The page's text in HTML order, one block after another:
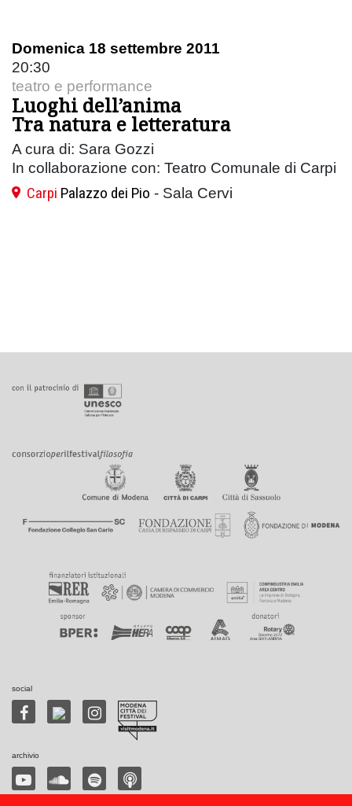
Domenica 18 settembre 2011
20:30
teatro e performance
Luoghi dell’anima
Tra natura e letteratura
A cura di: Sara Gozzi
In collaborazione con: Teatro Comunale di Carpi
Carpi Palazzo dei Pio - Sala Cervi
social
archivio